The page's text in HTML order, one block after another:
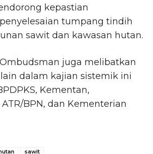
kepastian
tumpang tindih
sawit dan kawasan hutan.
Ombudsman juga melibatkan
dalam kajian sistemik ini
Kementan,
BPN, dan Kementerian
sawit